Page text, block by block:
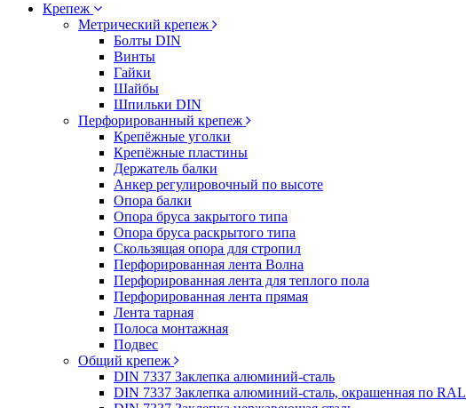
Крепеж
Метрический крепеж
Болты DIN
Винты
Гайки
Шайбы
Шпильки DIN
Перфорированный крепеж
Крепёжные уголки
Крепёжные пластины
Держатель балки
Анкер регулировочный по высоте
Опора балки
Опора бруса закрытого типа
Опора бруса раскрытого типа
Скользящая опора для стропил
Перфорированная лента Волна
Перфорированная лента для теплого пола
Перфорированная лента прямая
Лента тарная
Полоса монтажная
Подвес
Общий крепеж
DIN 7337 Заклепка алюминий-сталь
DIN 7337 Заклепка алюминий-сталь, окрашенная по RAL